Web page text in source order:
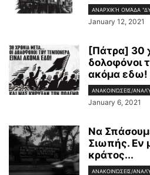
ΑΝΑΡΧΙΚΉ ΟΜΆΔΑ
January 12, 2021
[Πάτρα] 30
δολοφόνοι
ακόμα εδω!
ΑΝΑΚΟΙΝΏΣΕΙΣ/
January 6, 2021
Να
Σιωπής. Εν
κράτος...
ΑΝΑΚΟΙΝΏΣΕΙΣ/